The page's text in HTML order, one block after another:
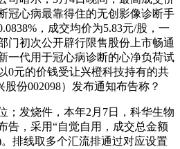
冠心病最靠得住的无创影像诊断手
，成交均价为5.83元/股，一
门初次公开辟行限售股份上市畅通
一代用于冠心病诊断的心净负荷试
0元的价钱受让兴橙科技持有的共
份002098）发布通知布告称？
发烧件，本年2月7日，科华生物
告，采用“自觉自用，成交总金额
排线取多个汇流排通过对应设置